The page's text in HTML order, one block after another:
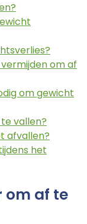
om af
om gewicht
vallen?
afvallen?
het
om af te